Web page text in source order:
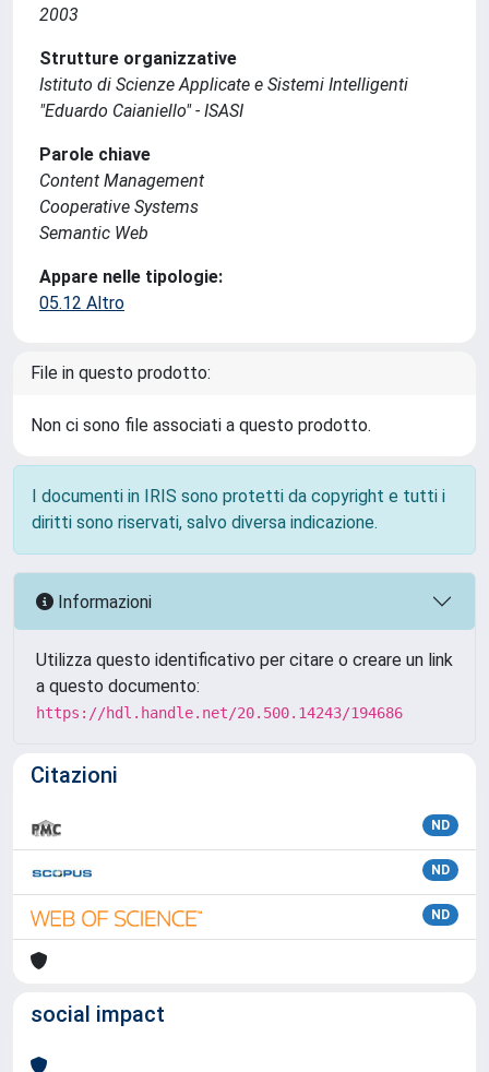
2003
Strutture organizzative
Istituto di Scienze Applicate e Sistemi Intelligenti
"Eduardo Caianiello" - ISASI
Parole chiave
Content Management
Cooperative Systems
Semantic Web
Appare nelle tipologie:
05.12 Altro
File in questo prodotto:
Non ci sono file associati a questo prodotto.
I documenti in IRIS sono protetti da copyright e tutti i
diritti sono riservati, salvo diversa indicazione.
Informazioni
Utilizza questo identificativo per citare o creare un link
a questo documento:
https://hdl.handle.net/20.500.14243/194686
Citazioni
ND
ND
ND
social impact